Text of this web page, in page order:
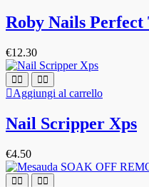
Roby Nails
€12.30
Aggiungi al carrello
Nail Scripper Xps
€4.50